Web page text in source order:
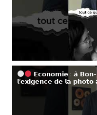
𝗘𝗰𝗼𝗻𝗼𝗺𝗶𝗲 : 𝗮̀
𝗹’𝗲𝘅𝗶𝗴𝗲𝗻𝗰𝗲 𝗱𝗲 𝗹𝗮